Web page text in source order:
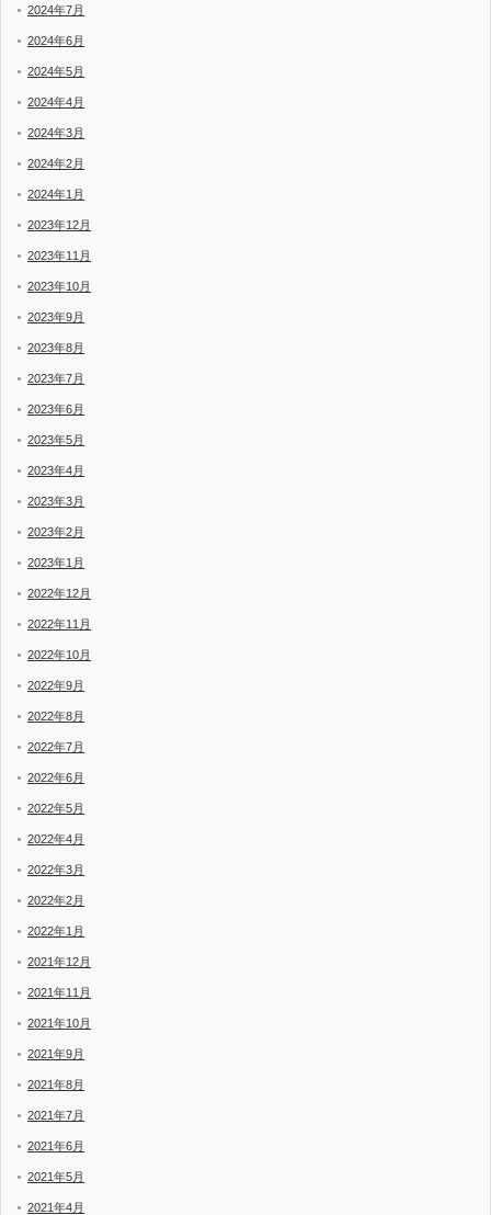
2024年7月
2024年6月
2024年5月
2024年4月
2024年3月
2024年2月
2024年1月
2023年12月
2023年11月
2023年10月
2023年9月
2023年8月
2023年7月
2023年6月
2023年5月
2023年4月
2023年3月
2023年2月
2023年1月
2022年12月
2022年11月
2022年10月
2022年9月
2022年8月
2022年7月
2022年6月
2022年5月
2022年4月
2022年3月
2022年2月
2022年1月
2021年12月
2021年11月
2021年10月
2021年9月
2021年8月
2021年7月
2021年6月
2021年5月
2021年4月